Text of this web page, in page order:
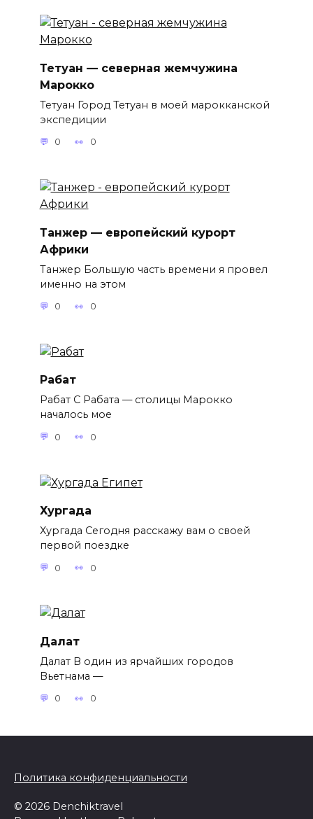
Тетуан — северная жемчужина
Марокко
Тетуан Город Тетуан в моей марокканской
экспедиции
0 0
Танжер — европейский курорт
Африки
Танжер Большую часть времени я провел
именно на этом
0 0
Рабат
Рабат С Рабата — столицы Марокко
началось мое
0 0
Хургада
Хургада Сегодня расскажу вам о своей
первой поездке
0 0
Далат
Далат В один из ярчайших городов
Вьетнама —
0 0
Политика конфиденциальности
© 2026 Denchiktravel